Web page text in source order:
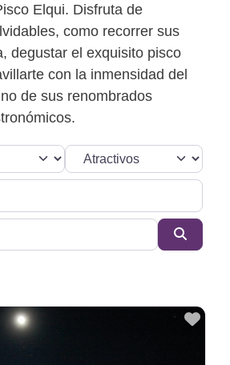
Elqui. Disfruta de
como recorrer sus
degustar el exquisito pisco
con la inmensidad del
de sus renombrados
de búsqueda
Categoria